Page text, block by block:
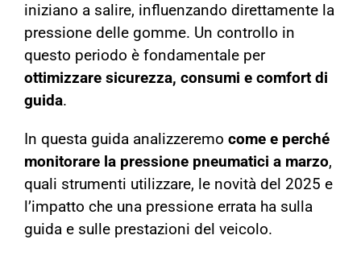
iniziano a salire, influenzando direttamente la
pressione delle gomme. Un controllo in
questo periodo è fondamentale per
ottimizzare sicurezza, consumi e comfort di
guida.
In questa guida analizzeremo come e perché
monitorare la pressione pneumatici a marzo,
quali strumenti utilizzare, le novità del 2025 e
l’impatto che una pressione errata ha sulla
guida e sulle prestazioni del veicolo.